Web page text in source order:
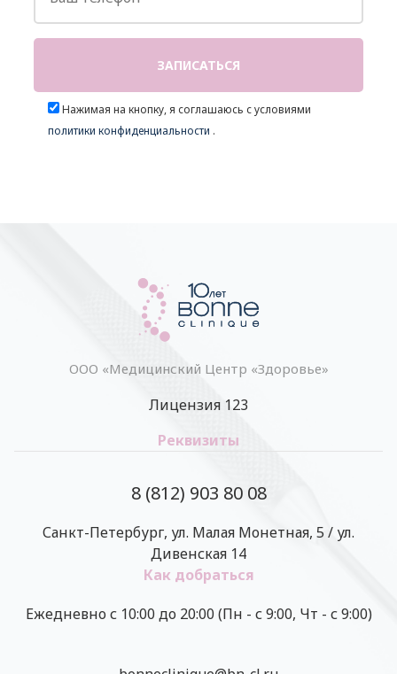
Нажимая на кнопку, я соглашаюсь с условиями
политики конфиденциальности .
ООО «Медицинский Центр «Здоровье»
Лицензия 123
Реквизиты
8 (812) 903 80 08
Санкт-Петербург, ул. Малая Монетная, 5 / ул.
Дивенская 14
Как добраться
Ежедневно с 10:00 до 20:00 (Пн - с 9:00, Чт - с 9:00)